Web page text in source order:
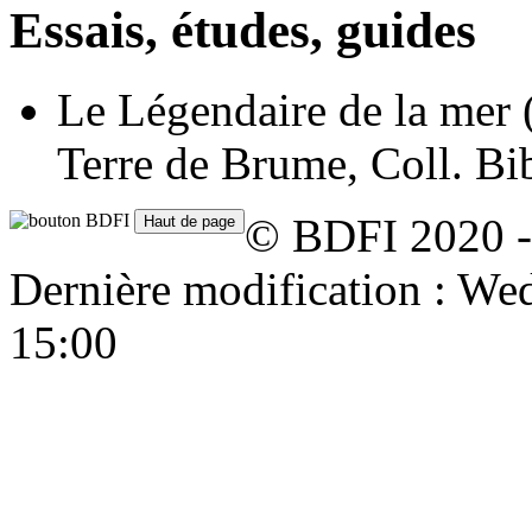
Essais, études, guides
Le Légendaire de la mer
Terre de Brume, Coll.
© BDFI 2020
Dernière modification :
15:00